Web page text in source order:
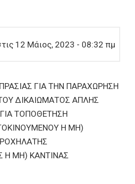
12 Μάιος, 2023 - 08:32 πμ
ΓΙΑ ΤΗΝ ΠΑΡΑΧΩΡΗΣΗ
ΔΙΚΑΙΩΜΑΤΟΣ ΑΠΛΗΣ
ΤΟΠΟΘΕΤΗΣΗ
Η ΜΗ)
Η ΜΗ) ΚΑΝΤΙΝΑΣ